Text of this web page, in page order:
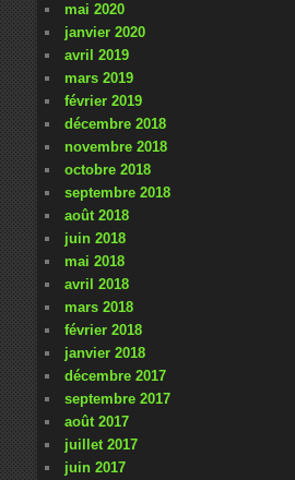
mai 2020
janvier 2020
avril 2019
mars 2019
février 2019
décembre 2018
novembre 2018
octobre 2018
septembre 2018
août 2018
juin 2018
mai 2018
avril 2018
mars 2018
février 2018
janvier 2018
décembre 2017
septembre 2017
août 2017
juillet 2017
juin 2017